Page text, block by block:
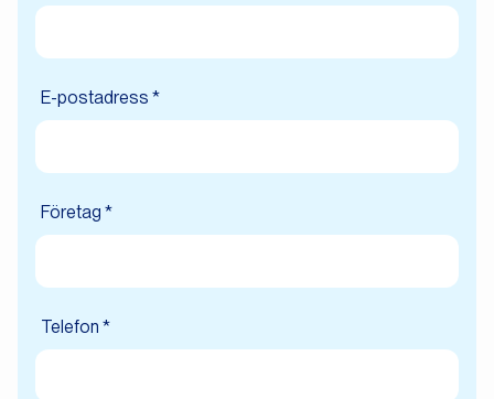
E-postadress *
Företag *
Telefon *